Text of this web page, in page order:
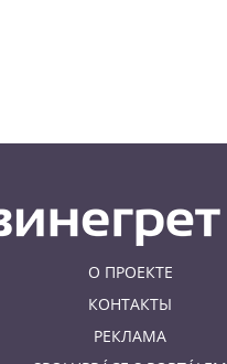
О ПРОЕКТЕ
КОНТАКТЫ
РЕКЛАМА